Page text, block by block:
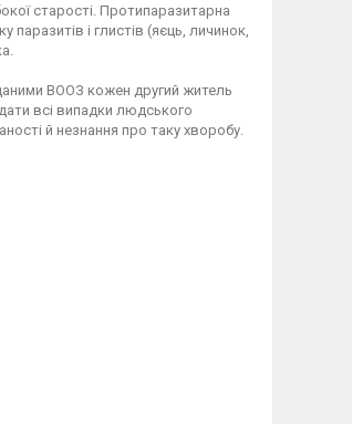
старості. Протипаразитарна
і глистів (яєць, личинок,
ВООЗ кожен другий житель
всі випадки людського
й незнання про таку хворобу.